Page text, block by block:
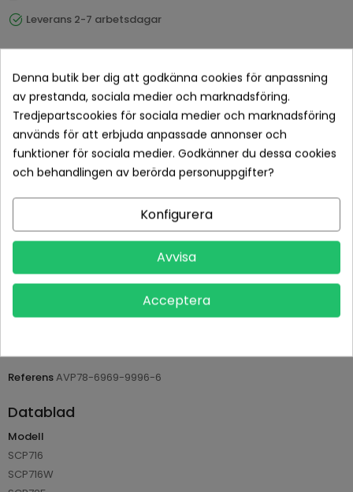
Leverans 2-7 arbetsdagar
Leveranstid normalt 1-2 dagar med spårbar frakt
Returvillkor 14 dagars öppet köp (se köpvillkor)
ReferensAVP78-6969-9996-6
Datablad
Modell
SCP716
SCP716W
Denna butik ber dig att godkänna cookies för anpassning
av prestanda, sociala medier och marknadsföring.
Tredjepartscookies för sociala medier och marknadsföring
används för att erbjuda anpassade annonser och
funktioner för sociala medier. Godkänner du dessa cookies
och behandlingen av berörda personuppgifter?
Konfigurera
Avvisa
Acceptera